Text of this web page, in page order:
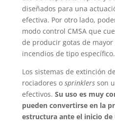
diseñados para una
efectiva. Por otro lado,
modo control CMSA que
de producir gotas de
incendios de tipo específico.
Los sistemas de extinción
rociadores o sprinklersson
efectivos. Su uso es muy
pueden convertirse en la
estructura ante el inicio de